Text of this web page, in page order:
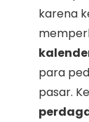
karena
para
pasar.